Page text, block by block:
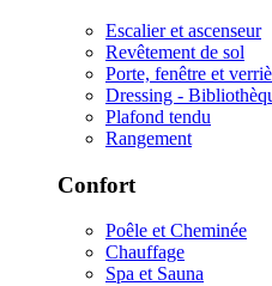
Escalier et ascenseur
Revêtement de sol
Porte, fenêtre et
Dressing -
Plafond tendu
Rangement
Confort
Poêle et Cheminée
Chauffage
Spa et Sauna